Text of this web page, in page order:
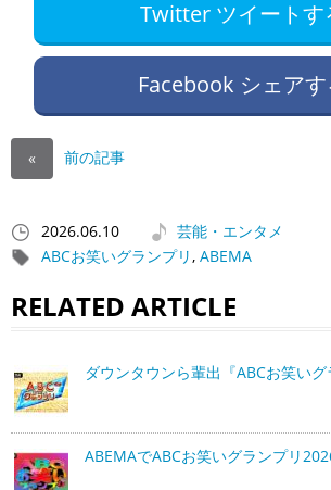
Twitter ツイートす
Facebook シェアす
« 前の記事
2026.06.10
芸能・エンタメ
ABCお笑いグランプリ, ABEMA
RELATED ARTICLE
ダウンタウンら輩出『ABCお笑い
ABEMAでABCお笑いグランプリ